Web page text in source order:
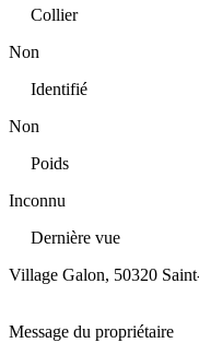
Collier
Non
Identifié
Non
Poids
Inconnu
Dernière vue
Village Galon, 50320
Message du propriétaire